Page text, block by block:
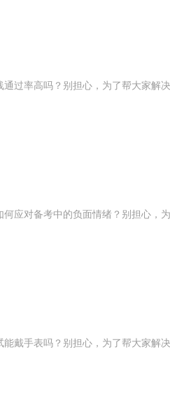
过率高吗？别担心，为了帮大家解
应对备考中的负面情绪？别担心，
戴手表吗？别担心，为了帮大家解